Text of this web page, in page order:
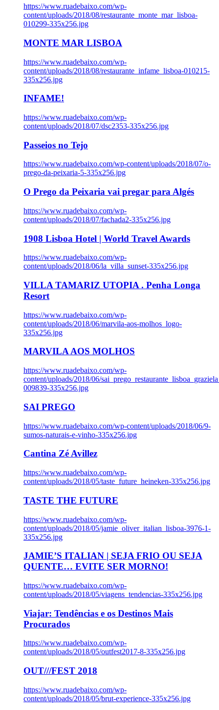
https://www.ruadebaixo.com/wp-
content/uploads/2018/08/restaurante_monte_mar_lisboa-
010299-335x256.jpg
MONTE MAR LISBOA
https://www.ruadebaixo.com/wp-
content/uploads/2018/08/restaurante_infame_lisboa-010215-
335x256.jpg
INFAME!
https://www.ruadebaixo.com/wp-
content/uploads/2018/07/dsc2353-335x256.jpg
Passeios no Tejo
https://www.ruadebaixo.com/wp-content/uploads/2018/07/o-
prego-da-peixaria-5-335x256.jpg
O Prego da Peixaria vai pregar para Algés
https://www.ruadebaixo.com/wp-
content/uploads/2018/07/fachada2-335x256.jpg
1908 Lisboa Hotel | World Travel Awards
https://www.ruadebaixo.com/wp-
content/uploads/2018/06/la_villa_sunset-335x256.jpg
VILLA TAMARIZ UTOPIA . Penha Longa
Resort
https://www.ruadebaixo.com/wp-
content/uploads/2018/06/marvila-aos-molhos_logo-
335x256.jpg
MARVILA AOS MOLHOS
https://www.ruadebaixo.com/wp-
content/uploads/2018/06/
009839-335x256.jpg
SAI PREGO
https://www.ruadebaixo.com/wp-content/uploads/2018/06/9-
sumos-naturais-e-vinho-335x256.jpg
Cantina Zé Avillez
https://www.ruadebaixo.com/wp-
content/uploads/2018/05/taste_future_heineken-335x256.jpg
TASTE THE FUTURE
https://www.ruadebaixo.com/wp-
content/uploads/2018/05/jamie_oliver_italian_lisboa-3976-1-
335x256.jpg
JAMIE’S ITALIAN | SEJA FRIO OU SEJA
QUENTE… EVITE SER MORNO!
https://www.ruadebaixo.com/wp-
content/uploads/2018/05/viagens_tendencias-335x256.jpg
Viajar: Tendências e os Destinos Mais
Procurados
https://www.ruadebaixo.com/wp-
content/uploads/2018/05/outfest2017-8-335x256.jpg
OUT///FEST 2018
https://www.ruadebaixo.com/wp-
content/uploads/2018/05/brut-experience-335x256.jpg